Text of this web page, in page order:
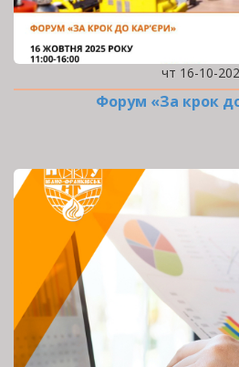
чт 16-10-
Форум «За крок